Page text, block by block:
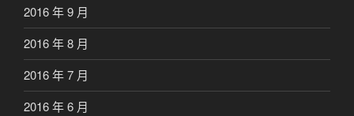
2016 年 9 月
2016 年 8 月
2016 年 7 月
2016 年 6 月